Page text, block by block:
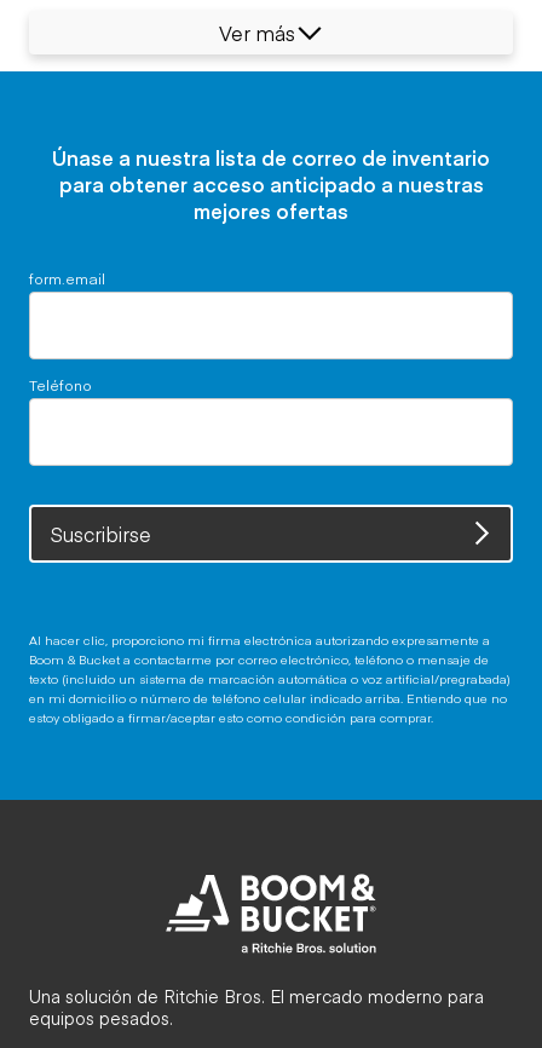
Ver más
Únase a nuestra lista de correo de inventario
para obtener acceso anticipado a nuestras
mejores ofertas
form.email
Teléfono
Suscribirse
Al hacer clic, proporciono mi firma electrónica autorizando expresamente a
Boom & Bucket a contactarme por correo electrónico, teléfono o mensaje de
texto (incluido un sistema de marcación automática o voz artificial/pregrabada)
en mi domicilio o número de teléfono celular indicado arriba. Entiendo que no
estoy obligado a firmar/aceptar esto como condición para comprar.
Una solución de Ritchie Bros. El mercado moderno para
equipos pesados.